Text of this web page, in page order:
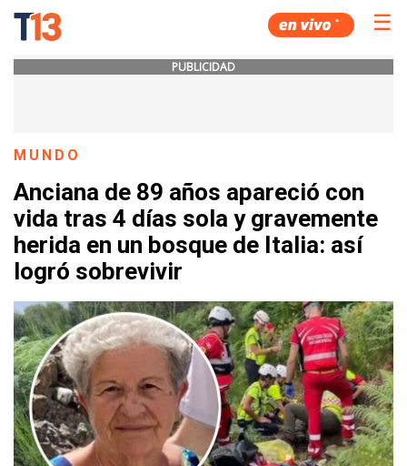
☰
PUBLICIDAD
MUNDO
Anciana de 89 años apareció con
vida tras 4 días sola y gravemente
herida en un bosque de Italia: así
logró sobrevivir